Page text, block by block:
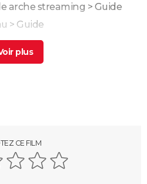
arche streaming > Guide
> Guide
bande-annonce,
Marvel ?
film est-il la renaissance
des critiques
CE FILM